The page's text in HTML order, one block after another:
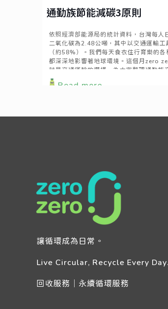
通勤族節能減碳3原則
依照經濟部能源局的統計資料，台灣每人
二氧化碳為2.48公噸，其中以交通運輸工
（約58%）。我們每天食衣住行育樂的
都深深地影響著地球環境。這個月zero
就是交通運輸的選擇，為大家整理通勤族
環保的三大原則！
Read more
讓循環成為日常。
Live Circular, Recycle Every Day.
回收服務｜永續循環服務